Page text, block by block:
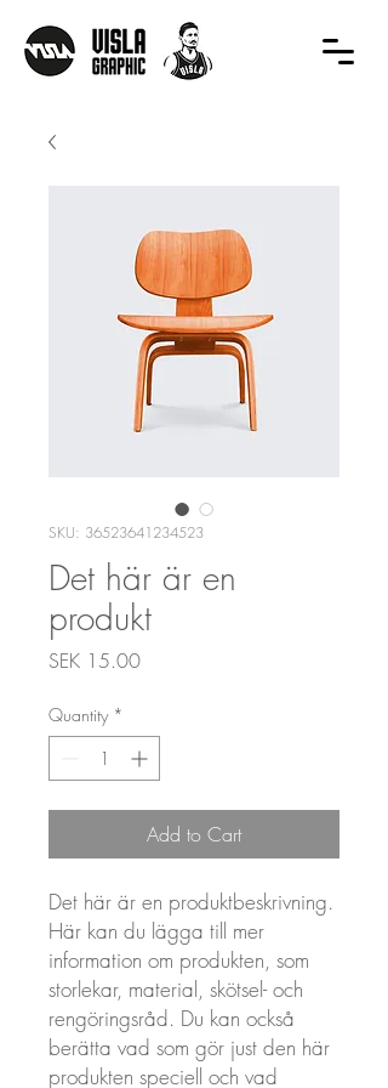
SKU: 36523641234523
Det här är en
produkt
SEK 15.00Price
Quantity *
Add to Cart
Det här är en produktbeskrivning.
Här kan du lägga till mer
information om produkten, som
storlekar, material, skötsel- och
rengöringsråd. Du kan också
berätta vad som gör just den här
produkten speciell och vad